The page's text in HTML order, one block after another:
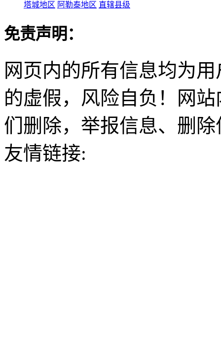
塔城地区 阿勒泰地区 直辖县级
免责声明：
网页内的所有信息均为
的虚假，风险自负！网
们删除，举报信息、删
友情链接: